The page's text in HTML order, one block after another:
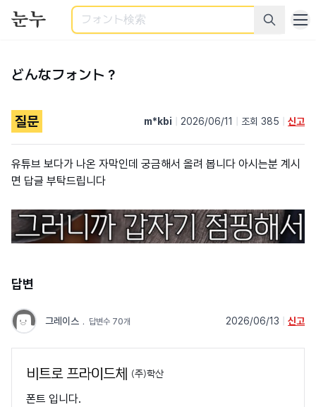
検索
どんなフォント？
질문 m*kbi 2026/06/11 조회 385 신고
유튜브 보다가 나온 자막인데 궁금해서 올려 봅니다 아시는분 계시
면 답글 부탁드립니다
답변
그레이스 ﹒ 답변수 70개 2026/06/13 신고
(주)학산
폰트 입니다.